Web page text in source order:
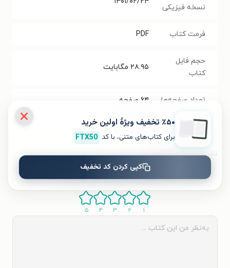
نسخه فیزیکی
فرمت کتاب PDF
حجم فایل
کتاب
۲۸.۹۵ مگابایت
تعداد صفحه‌ها ۶۴ صفحه
قیمت کتاب ۱۰۰۰۰ تومان
نظر شما دربارهٔ این کتاب
به این کتاب چه امتیازی می‌دهید؟
۱ ۲ ۳ ۴ ۵
٪۵۰ تخفیف ویژۀ اولین خرید
برای کتاب‌های متنی، با کد FTX50
کپی کردن کد تخفیف